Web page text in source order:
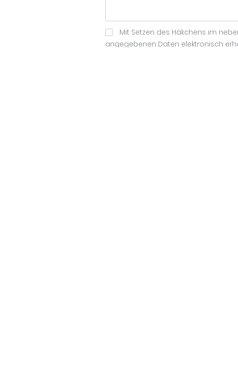
Mit Setzen des Häkchens im
angegebenen Daten elektronisch